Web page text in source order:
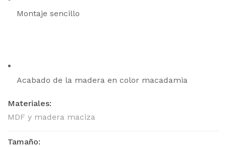
Montaje sencillo
Acabado de la madera en color macadamia
Materiales:
MDF y madera maciza
Tamaño: